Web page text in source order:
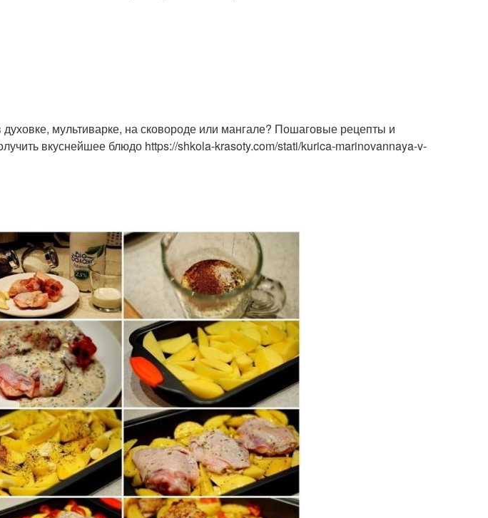
духовке, мультиварке, на сковороде или мангале? Пошаговые рецепты и
вкуснейшее блюдо https://shkola-krasoty.com/stati/kurica-marinovannaya-v-